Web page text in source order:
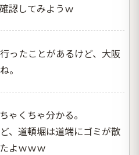
認してみようｗ
ったことがあるけど、大阪
。
ゃくちゃ分かる。
、道頓堀は道端にゴミが散
よｗｗｗ